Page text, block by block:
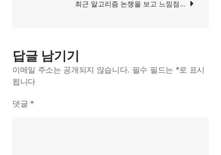
기.
최근 알고리즘 논쟁을 보고 느낌점…
답글 남기기
이메일 주소는 공개되지 않습니다. 필수 필드는 *로 표시
됩니다
댓글 *